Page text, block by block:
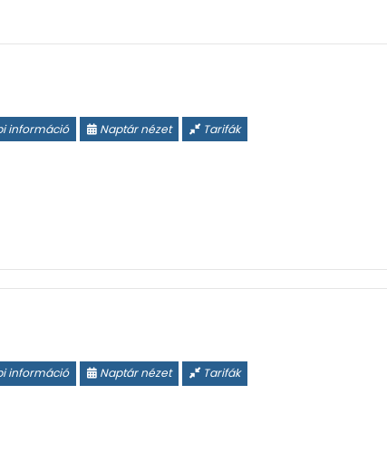
információ Naptár nézet Tarifák
információ Naptár nézet Tarifák